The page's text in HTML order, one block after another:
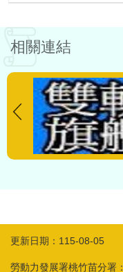
相關連結
更新日期：115-08-05
勞動力發展署桃竹苗分署：